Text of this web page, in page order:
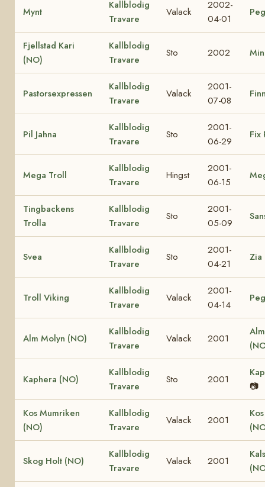
Mynt
Kallblodig
Travare
Valack
2002-
04-01
Fjellstad Kari
(NO)
Kallblodig
Travare
Sto 2002
Pastorsexpressen
Kallblodig
Travare
Valack
2001-
07-08
Pil Jahna
Kallblodig
Travare
Sto
2001-
06-29
Fix
Mega Troll
Kallblodig
Travare
Hingst
2001-
06-15
Tingbackens
Trolla
Kallblodig
Travare
Sto
2001-
05-09
Svea
Kallblodig
Travare
Sto
2001-
04-21
Zia
Troll Viking
Kallblodig
Travare
Valack
2001-
04-14
Alm Molyn (NO)
Kallblodig
Travare
Valack 2001
Kaphera (NO)
Kallblodig
Travare
Sto 2001
📷
Kos Mumriken
(NO)
Kallblodig
Travare
Valack 2001
Skog Holt (NO)
Kallblodig
Travare
Valack 2001